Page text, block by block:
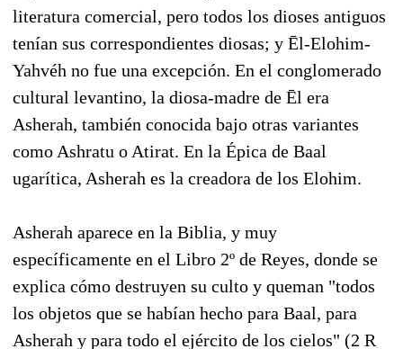
literatura comercial, pero todos los dioses antiguos
tenían sus correspondientes diosas; y Ēl-Elohim-
Yahvéh no fue una excepción. En el conglomerado
cultural levantino, la diosa-madre de Ēl era
Asherah, también conocida bajo otras variantes
como Ashratu o Atirat. En la Épica de Baal
ugarítica, Asherah es la creadora de los Elohim.
Asherah aparece en la Biblia, y muy
específicamente en el Libro 2º de Reyes, donde se
explica cómo destruyen su culto y queman "todos
los objetos que se habían hecho para Baal, para
Asherah y para todo el ejército de los cielos" (2 R